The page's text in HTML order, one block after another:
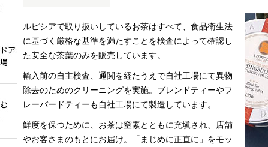
ルピシアで取り扱いしているお茶はすべて、食品衛生法
に基づく厳格な基準を満たすことを検査によって確認し
た安全な茶葉のみを販売しています。
輸入前の自主検査、通関を経たうえで自社工場にて異物
除去のためのクリーニングを実施。ブレンドティーやフ
レーバードティーも自社工場にて製造しています。
鮮度を保つために、お茶は窒素とともに充塡され、店舗
やお客さまのもとにお届け。「まじめに正直に」をモッ